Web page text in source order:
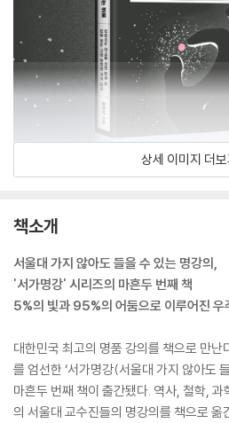
상세 이미지 더보
책소개
서울대 가지 않아도 들을 수 있는 명강의,
'서가명강' 시리즈의 마흔두 번째 책
5%의 빛과 95%의 어둠으로 이루어진 우
대한민국 최고의 명품 강의를 책으로 만
를 엄선한 ‘서가명강(서울대 가지 않아도
마흔두 번째 책이 출간됐다. 역사, 철학,
의 서울대 교수진들의 명강의를 책으로 옮